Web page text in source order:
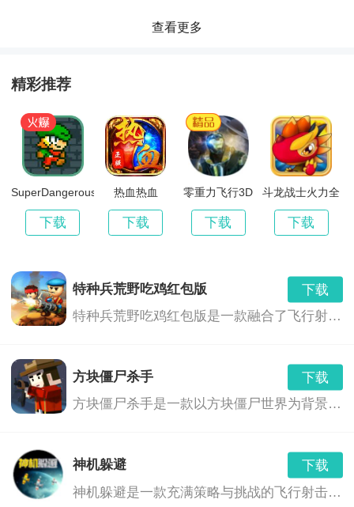
*战术部署：在遭遇特殊僵尸或者困境之时，玩家需灵活
险。
*追踪病源：玩家需要在废墟中寻找时间转变，找出传染
病源头，通过解开谜团，寻找线索，揭开整个故事的真
相。
1.地图探索：游戏拥有广阔的地图，玩家可以探索各种
不同的废墟遗址，发现隐藏的宝物和资源。
2.拯救世界：作为人类对抗僵尸的最后希望，只有成功
击败僵尸并找到解药，才能挽救整个世界的命运。
查看更多
精彩推荐
SuperDangerousDungeons
下载
热血热血
下载
零重力飞行3D
下载
斗龙战士火力全
下载
特种兵荒野吃鸡红包版
下载
特种兵荒野吃鸡红包版是一款融合了飞行射击、角色扮演和射击冒险等多种玩法的游戏。玩家将扮演一名特种兵，在荒野中展开一场刺激的生存之战。游戏中，玩家需要利用各种武器和技能，与敌人展开激烈的战斗，同时还要面对各种危险和挑战，如巨型boss、恶劣天气等。此外，游戏中还融入了红包奖励机制，玩家可以通过完成任务或击败敌人获得红包奖励，与其他玩家进行互动交流。
方块僵尸杀手
下载
方块僵尸杀手是一款以方块僵尸世界为背景的飞行射击游戏。在这个世界里，你需要面对不断涌现的僵尸，使用各种武器和道具，来保卫你的家园，寻找生存之路。
神机躲避
下载
神机躲避是一款充满策略与挑战的飞行射击游戏。玩家将扮演一位拥有神奇躲避技巧的英雄，在无尽的敌人与障碍中展开刺激的冒险。游戏以精美的画面、丰富的关卡和独特的角色设定，为玩家带来一场紧张刺激的射击体验。